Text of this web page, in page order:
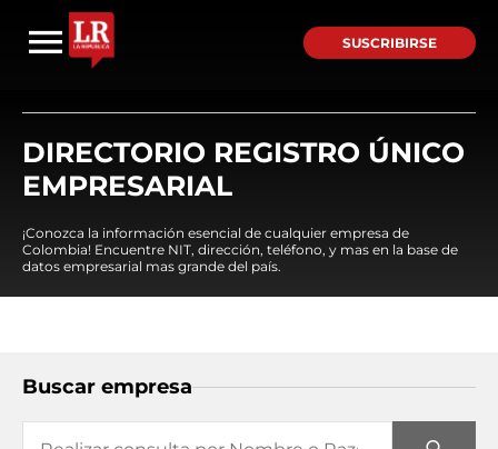
SUSCRIBIRSE
DIRECTORIO REGISTRO ÚNICO
EMPRESARIAL
¡Conozca la información esencial de cualquier empresa de
Colombia! Encuentre NIT, dirección, teléfono, y mas en la base de
datos empresarial mas grande del país.
Buscar empresa